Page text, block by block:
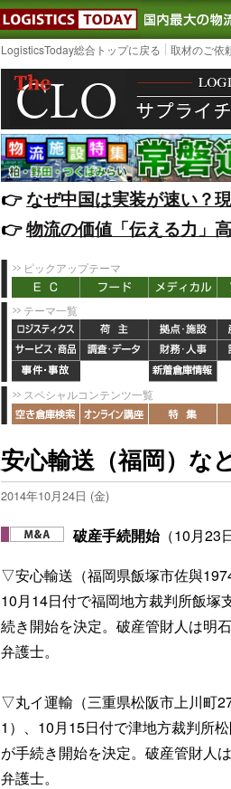
LOGISTICS
LogisticsToday総合トップに戻る 取材のご依
👉️なぜ中国は実装が速い？
👉️物流の価値「伝える力」
ピックアップテーマ
テーマ一覧
スペシャルコンテンツ一覧
安心輸送（福岡）な
2014年10月24日 (金)
破産手続開始（10月23
▽安心輸送（福岡県飯塚市佐與
10月14日付で福岡地方裁判所飯塚
続き開始を決定。破産管財人は明
弁護士。
▽丸イ運輸（三重県松阪市上川町
1）、10月15日付で津地方裁判所
が手続き開始を決定。破産管財人
弁護士。